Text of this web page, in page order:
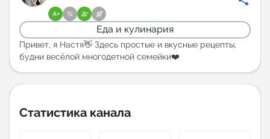
Каталог ботов
Горящие предложения
Индекс читаемости каналов в Telegram
Аналитика MAX каналов
Еда и кулинария
Привет, я Настя👋 Здесь простые и вкусные рецепты,
будни весёлой многодетной семейки❤️
Статистика канала